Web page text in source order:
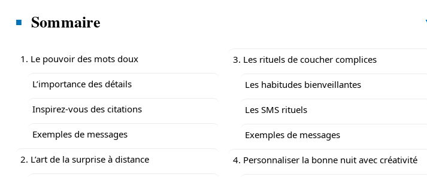
Sommaire
1. Le pouvoir des mots doux
L’importance des détails
Inspirez-vous des citations
Exemples de messages
2. L’art de la surprise à distance
3. Les rituels de coucher complices
Les habitudes bienveillantes
Les SMS rituels
Exemples de messages
4. Personnaliser la bonne nuit avec créativité